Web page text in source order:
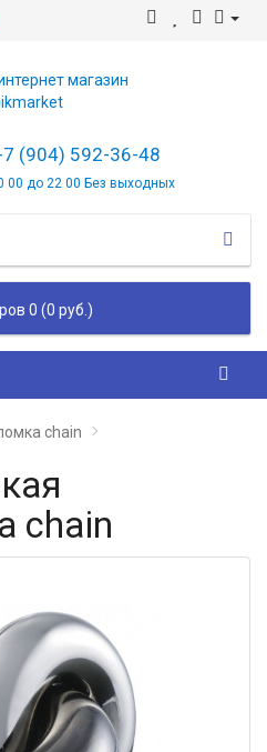
(904) 592-36-48
00 до 22 00 Без выходных
0 (0 руб.)
chain
chain